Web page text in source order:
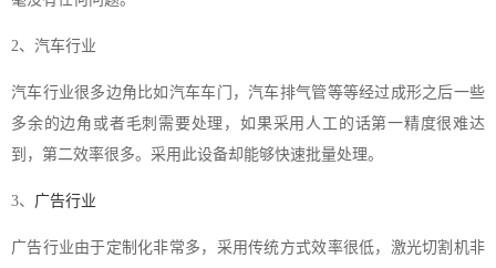
2、汽车行业
汽车行业很多边角比如汽车车门，汽车排气管等等经过成形之后一些
多余的边角或者毛刺需要处理，如果采用人工的话第一精度很难达
到，第二效率很多。采用此设备却能够快速批量处理。
3、 广告行业
广告行业由于定制化非常多，采用传统方式效率很低，激光切割机非